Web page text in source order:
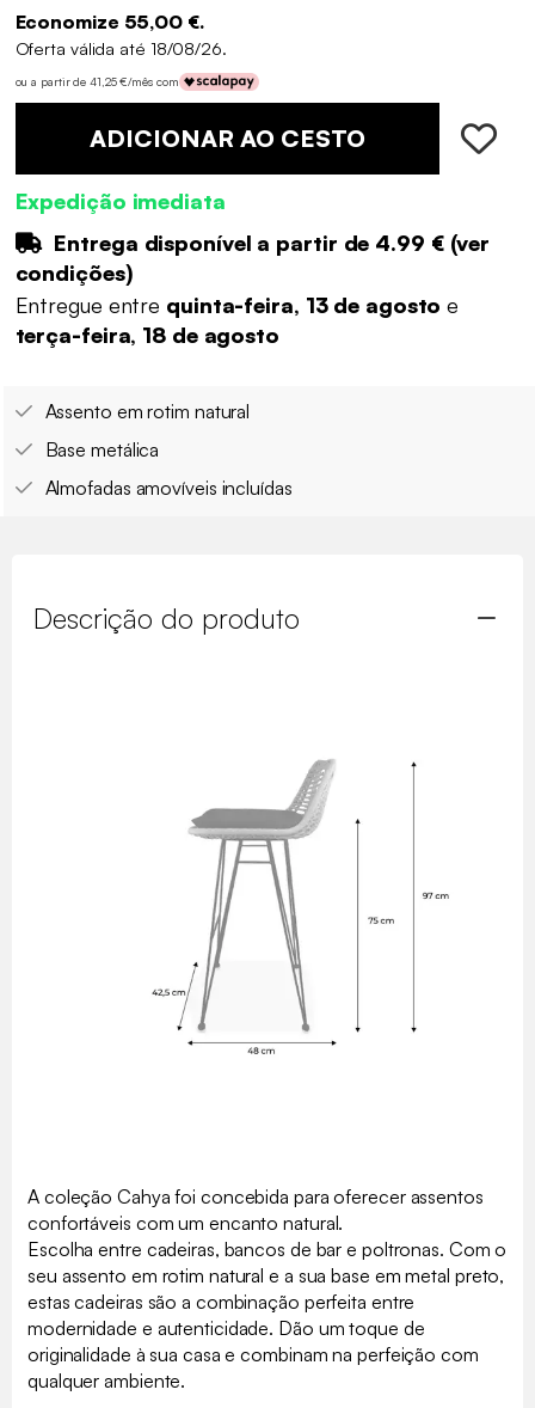
Economize 55,00 €.
Oferta válida até 18/08/26.
ou a partir de 41,25 €/mês com
ADICIONAR AO CESTO
Expedição imediata
Entrega disponível a partir de 4.99 €(ver
condições)
Entregue entre quinta-feira, 13 de agostoe
terça-feira, 18 de agosto
Assento em rotim natural
Base metálica
Almofadas amovíveis incluídas
Descrição do produto
A coleção Cahya foi concebida para oferecer assentos
confortáveis com um encanto natural.
Escolha entre cadeiras, bancos de bar e poltronas. Com o
seu assento em rotim natural e a sua base em metal preto,
estas cadeiras são a combinação perfeita entre
modernidade e autenticidade. Dão um toque de
originalidade à sua casa e combinam na perfeição com
qualquer ambiente.